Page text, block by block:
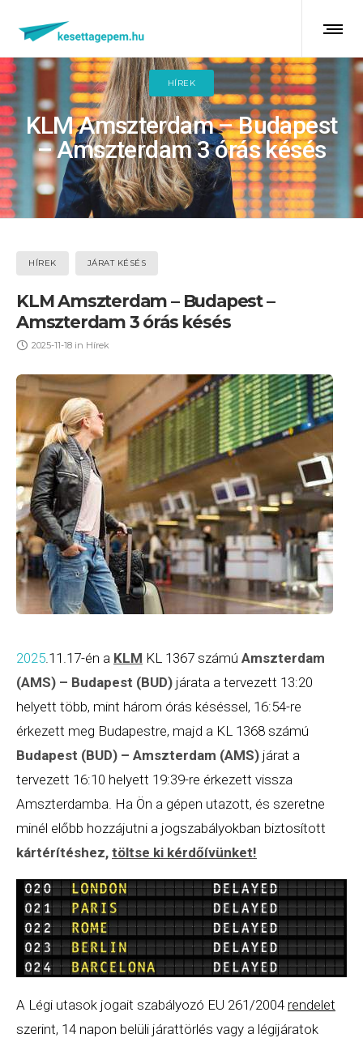
HÍREK
KLM Amszterdam – Budapest
– Amszterdam 3 órás késés
HÍREK JÁRAT KÉSÉS
KLM Amszterdam – Budapest –
Amszterdam 3 órás késés
2025-11-18 in Hírek
2025.11.17-én a KLM KL 1367 számú Amszterdam
(AMS) – Budapest (BUD) járata a tervezett 13:20
helyett több, mint három órás késéssel, 16:54-re
érkezett meg Budapestre, majd a KL 1368 számú
Budapest (BUD) – Amszterdam (AMS) járat a
tervezett 16:10 helyett 19:39-re érkezett vissza
Amszterdamba. Ha Ön a gépen utazott, és szeretne
minél előbb hozzájutni a jogszabályokban biztosított
kártérítéshez, töltse ki kérdőívünket!
A Légi utasok jogait szabályozó EU 261/2004 rendelet
szerint, 14 napon belüli járattörlés vagy a légijáratok